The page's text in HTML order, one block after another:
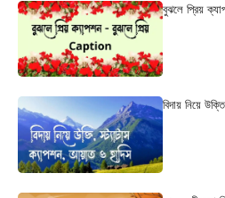
বুঝলে প্রিয়
বিদায় নিয়ে